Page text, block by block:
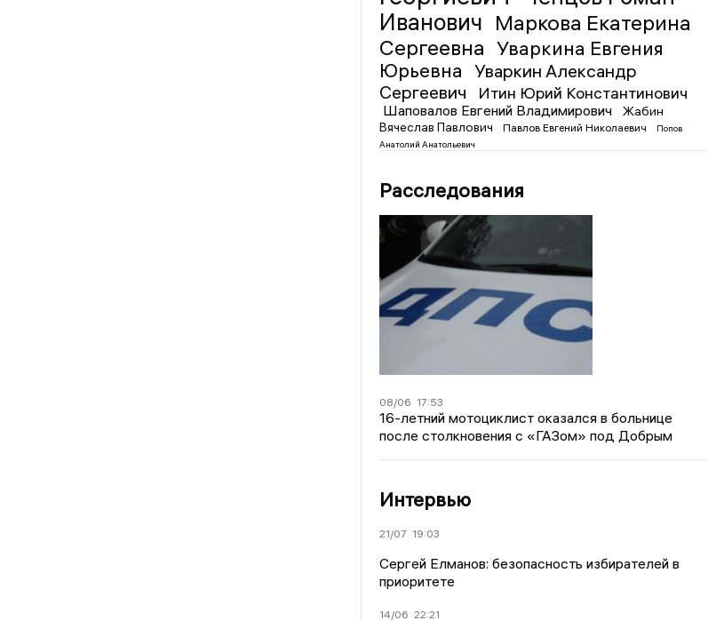
Иванович Маркова Екатерина
Сергеевна Уваркина Евгения
Юрьевна
Уваркин Александр
Сергеевич
Итин Юрий Константинович
Шаповалов Евгений Владимирович
Жабин
Вячеслав Павлович
Павлов Евгений Николаевич
Попов
Анатолий Анатольевич
Расследования
08/06 17:53
16-летний мотоциклист оказался в больнице
после столкновения с «ГАЗом» под Добрым
Интервью
21/07 19:03
Сергей Елманов: безопасность избирателей в
приоритете
14/06 22:21